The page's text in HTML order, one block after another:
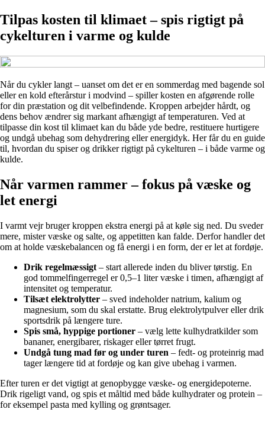
Tilpas kosten til klimaet – spis rigtigt på
cykelturen i varme og kulde
Når du cykler langt – uanset om det er en sommerdag med bagende sol
eller en kold efterårstur i modvind – spiller kosten en afgørende rolle
for din præstation og dit velbefindende. Kroppen arbejder hårdt, og
dens behov ændrer sig markant afhængigt af temperaturen. Ved at
tilpasse din kost til klimaet kan du både yde bedre, restituere hurtigere
og undgå ubehag som dehydrering eller energidyk. Her får du en guide
til, hvordan du spiser og drikker rigtigt på cykelturen – i både varme og
kulde.
Når varmen rammer – fokus på væske og
let energi
I varmt vejr bruger kroppen ekstra energi på at køle sig ned. Du sveder
mere, mister væske og salte, og appetitten kan falde. Derfor handler det
om at holde væskebalancen og få energi i en form, der er let at fordøje.
Drik regelmæssigt – start allerede inden du bliver tørstig. En
god tommelfingerregel er 0,5–1 liter væske i timen, afhængigt af
intensitet og temperatur.
Tilsæt elektrolytter – sved indeholder natrium, kalium og
magnesium, som du skal erstatte. Brug elektrolytpulver eller drik
sportsdrik på længere ture.
Spis små, hyppige portioner – vælg lette kulhydratkilder som
bananer, energibarer, riskager eller tørret frugt.
Undgå tung mad før og under turen – fedt- og proteinrig mad
tager længere tid at fordøje og kan give ubehag i varmen.
Efter turen er det vigtigt at genopbygge væske- og energidepoterne.
Drik rigeligt vand, og spis et måltid med både kulhydrater og protein –
for eksempel pasta med kylling og grøntsager.